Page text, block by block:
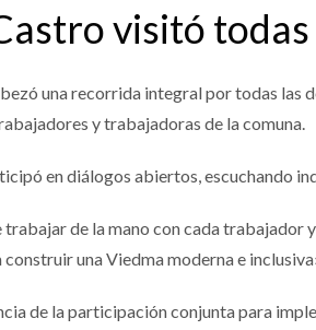
visitó
una recorrida integral por todas las
y trabajadoras de la comuna.
en diálogos abiertos, escuchando
de la mano con cada trabajador
una Viedma moderna e
de la participación conjunta para